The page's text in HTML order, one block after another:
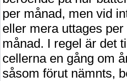
per månad, men vid
eller mera uttages
månad. I regel är det
cellerna en gång om
såsom förut nämnts,